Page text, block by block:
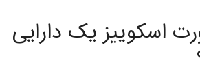
اسکوییز یک دارایی